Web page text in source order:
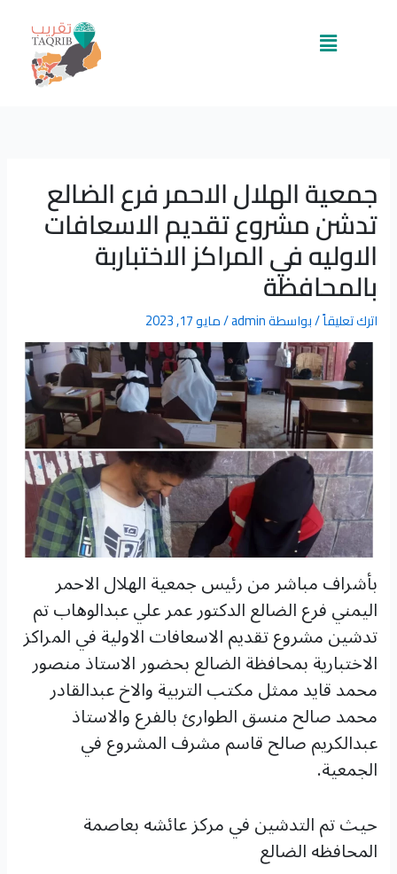
القائمة
جمعية الهلال الاحمر فرع الضالع
تدشن مشروع تقديم الاسعافات
الاوليه في المراكز الاختباربة
بالمحافظة
اترك تعليقاً/ بواسطةadmin
/مايو 17, 2023
بأشراف مباشر من رئيس جمعية الهلال الاحمر
اليمني فرع الضالع الدكتور عمر علي عبدالوهاب تم
تدشين مشروع تقديم الاسعافات الاولية في المراكز
الاختبارية بمحافظة الضالع بحضور الاستاذ منصور
محمد قايد ممثل مكتب التربية والاخ عبدالقادر
محمد صالح منسق الطوارئ بالفرع والاستاذ
عبدالكريم صالح قاسم مشرف المشروع في
الجمعية.
حيث تم التدشين في مركز عائشه بعاصمة
المحافظه الضالع